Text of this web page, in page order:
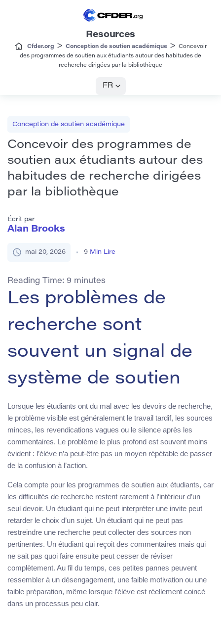
Resources
Cfder.org > Conception de soutien académique>
Concevoir
des programmes de soutien aux étudiants autour des habitudes de
recherche dirigées par la bibliothèque
FR
Conception de soutien académique
Concevoir des programmes de
soutien aux étudiants autour des
habitudes de recherche dirigées
par la bibliothèque
Écrit par
Alan Brooks
mai 20, 2026 9 Min Lire
Reading Time: 9 minutes
Les problèmes de
recherche sont
souvent un signal de
système de soutien
Lorsque les étudiants ont du mal avec les devoirs de recherche,
le problème visible est généralement le travail tardif, les sources
minces, les revendications vagues ou le silence après les
commentaires. Le problème le plus profond est souvent moins
évident : l’élève n’a peut-être pas un moyen répétable de passer
de la confusion à l’action.
Cela compte pour les programmes de soutien aux étudiants, car
les difficultés de recherche restent rarement à l’intérieur d’un
seul devoir. Un étudiant qui ne peut interpréter une invite peut
retarder le choix d’un sujet. Un étudiant qui ne peut pas
restreindre une recherche peut collecter des sources non
pertinentes. Un étudiant qui reçoit des commentaires mais qui
ne sait pas quoi faire ensuite peut cesser de réviser
complètement. Au fil du temps, ces petites pannes peuvent
ressembler à un désengagement, une faible motivation ou une
faible préparation, même lorsque l’élève est réellement coincé
dans un processus peu clair.